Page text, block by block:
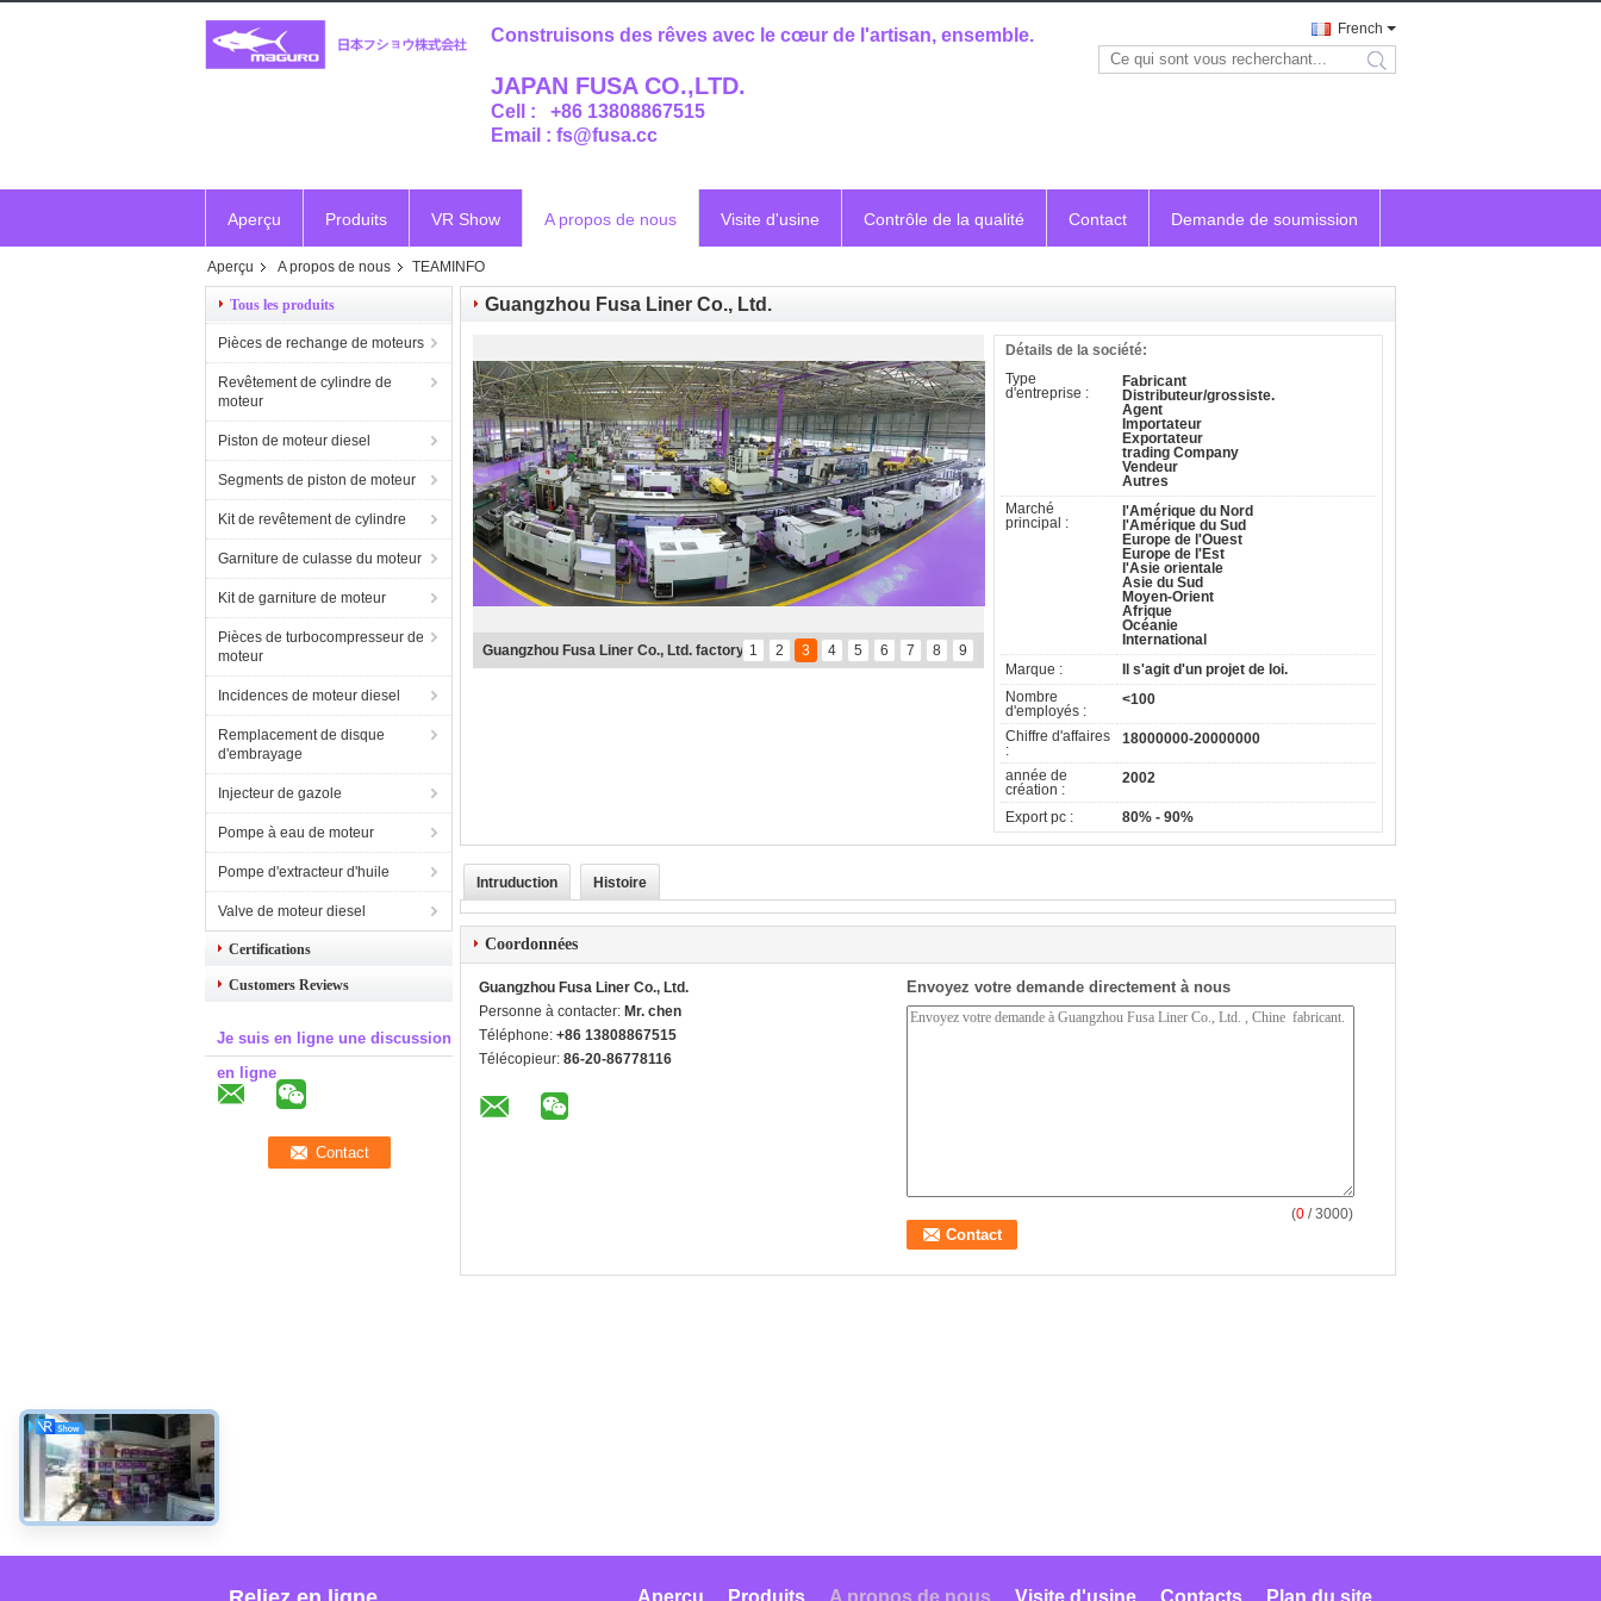
Construisons des rêves avec le cœur de l'artisan, ensemble.
JAPAN FUSA CO.,LTD.
Cell : +86 13808867515
Email : fs@fusa.cc
French
search
Aperçu Produits VR Show A propos de nous Visite d'usine Contrôle de la qualité Contact Demande de soumission
Vr
Aperçu A propos de nous TEAMINFO
Tous les produits
Pièces de rechange de moteurs
Revêtement de cylindre de
moteur
Piston de moteur diesel
Segments de piston de moteur
Kit de revêtement de cylindre
Garniture de culasse du moteur
Kit de garniture de moteur
Pièces de turbocompresseur de
moteur
Incidences de moteur diesel
Remplacement de disque
d'embrayage
Injecteur de gazole
Pompe à eau de moteur
Pompe d'extracteur d'huile
Valve de moteur diesel
Certifications
Customers Reviews
Je suis en ligne une discussion
en ligne
Guangzhou Fusa Liner Co., Ltd.
1 2 3 4 5 6 7 8 9
Guangzhou Fusa Liner Co., Ltd. factory
Détails de la société:
Type
d'entreprise :
Fabricant
Distributeur/grossiste.
Agent
Importateur
Exportateur
trading Company
Vendeur
Autres
Marché
principal :
l'Amérique du Nord
l'Amérique du Sud
Europe de l'Ouest
Europe de l'Est
l'Asie orientale
Asie du Sud
Moyen-Orient
Afrique
Océanie
International
Marque :
Il s'agit d'un projet de loi.
Nombre
d'employés :
<100
Chiffre d'affaires
:
18000000-20000000
année de
création :
2002
Export pc : 80% - 90%
Intruduction Histoire
Coordonnées
Guangzhou Fusa Liner Co., Ltd.
Personne à contacter: Mr. chen
Téléphone: +86 13808867515
Télécopieur: 86-20-86778116
Envoyez votre demande directement à nous
(0 / 3000)
Plan du site
Contacts
Visite d'usine
A propos de nous
Produits
Aperçu